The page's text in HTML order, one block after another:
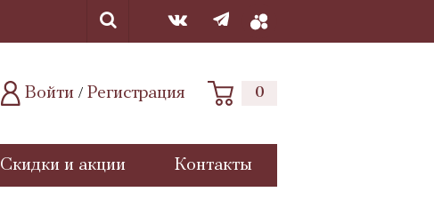
Войти / Регистрация 0
Скидки и акции Контакты